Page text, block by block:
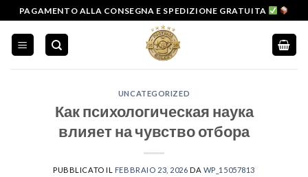
Salta
ai
contenuti
PAGAMENTO ALLA CONSEGNA E SPEDIZIONE GRATUITA
UNCATEGORIZED
Как психологическая наука
влияет на чувство отбора
PUBBLICATO IL FEBBRAIO 23, 2026 DA WP_15057813